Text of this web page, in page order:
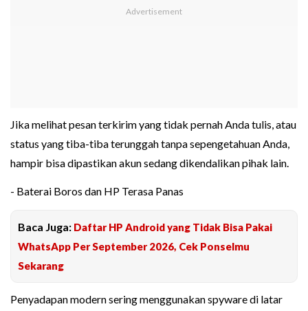
Jika melihat pesan terkirim yang tidak pernah Anda tulis, atau
status yang tiba-tiba terunggah tanpa sepengetahuan Anda,
hampir bisa dipastikan akun sedang dikendalikan pihak lain.
- Baterai Boros dan HP Terasa Panas
Baca Juga: Daftar HP Android yang Tidak Bisa Pakai
WhatsApp Per September 2026, Cek Ponselmu
Sekarang
Penyadapan modern sering menggunakan spyware di latar